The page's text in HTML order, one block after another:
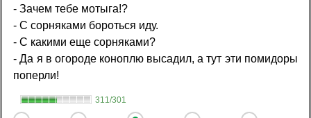
- Зачем тебе мотыга!?
- С сорняками бороться иду.
- С какими еще сорняками?
- Да я в огороде коноплю высадил, а тут эти помидоры
поперли!
311/301